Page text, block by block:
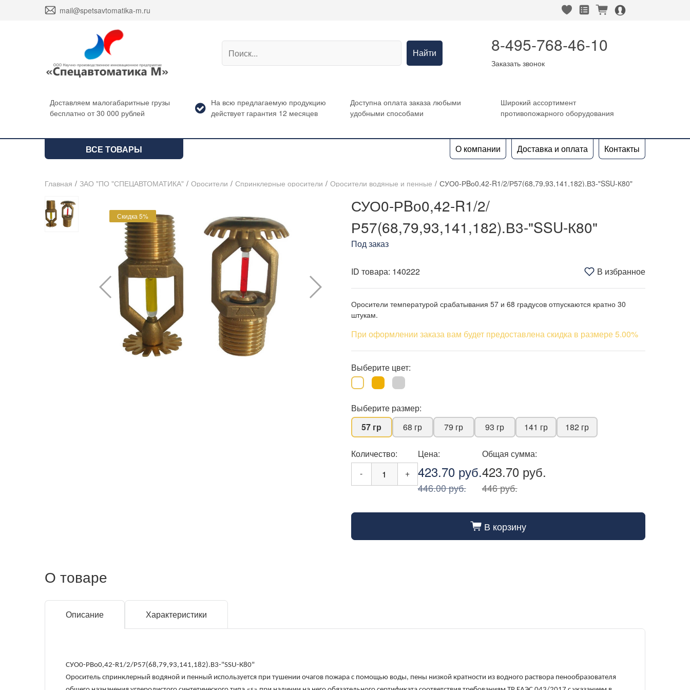
envelope mail@spetsavtomatika-m.ru heart_fill square_favorites_fill cart_fill person_alt_circle_fill
Найти 8-495-768-46-10
Заказать звонок
Доставляем малогабаритные грузы
бесплатно от 30 000 рублей
На всю предлагаемую продукцию
действует гарантия 12 месяцев
Доступна оплата заказа любыми
удобными способами
Широкий ассортимент
противопожарного оборудования
ВСЕ ТОВАРЫ О компании Доставка и оплата Контакты
Главная / ЗАО "ПО "СПЕЦАВТОМАТИКА" / Оросители / Спринклерные оросители / Оросители водяные и пенные / СУО0-РBо0,42-R1/2/Р57(68,79,93,141,182).В3-"SSU-К80"
Скидка 5%
СУО0-РBо0,42-R1/2/
Р57(68,79,93,141,182).В3-"SSU-К80"
Под заказ
ID товара: 140222 В избранное
Оросители температурой срабатывания 57 и 68 градусов отпускаются кратно 30
штукам.
При оформлении заказа вам будет предоставлена скидка в размере 5.00%
Выберите цвет:
Выберите размер:
57 гр
68 гр 79 гр 93 гр 141 гр 182 гр
Количество:
-
+
Цена:
423.70 руб.
446.00 руб.
Общая сумма:
423.70 руб.
446 руб.
cart_fill В корзину
О товаре
Описание Характеристики
СУО0-РBо0,42-R1/2/Р57(68,79,93,141,182).В3-"SSU-К80"
Ороситель спринклерный водяной и пенный используется при тушении очагов пожара с помощью воды, пены низкой кратности из водного раствора пенообразователя